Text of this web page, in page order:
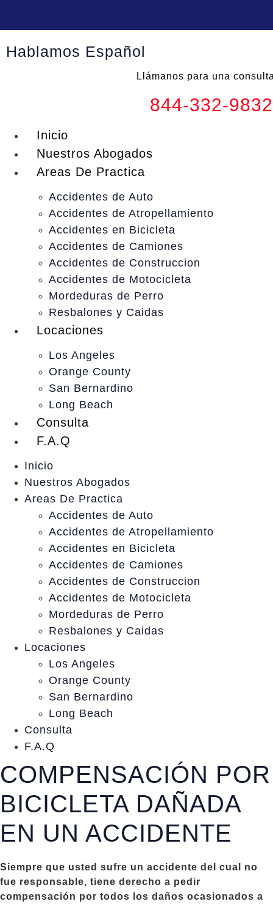
Hablamos Español
Llámanos para una
844-332-9832
Inicio
Nuestros Abogados
Areas De Practica
Accidentes de Auto
Accidentes de Atropellamiento
Accidentes en Bicicleta
Accidentes de Camiones
Accidentes de Construccion
Accidentes de Motocicleta
Mordeduras de Perro
Resbalones y Caidas
Locaciones
Los Angeles
Orange County
San Bernardino
Long Beach
Consulta
F.A.Q
Inicio
Nuestros Abogados
Areas De Practica
Accidentes de Auto
Accidentes de Atropellamiento
Accidentes en Bicicleta
Accidentes de Camiones
Accidentes de Construccion
Accidentes de Motocicleta
Mordeduras de Perro
Resbalones y Caidas
Locaciones
Los Angeles
Orange County
San Bernardino
Long Beach
Consulta
F.A.Q
COMPENSACIÓN POR
BICICLETA DAÑADA
EN UN ACCIDENTE
Siempre que usted sufre un accidente del cual no
fue responsable, tiene derecho a pedir
compensación por todos los daños ocasionados a